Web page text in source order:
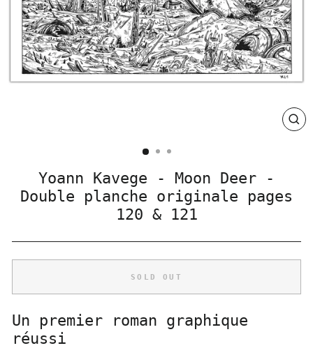
Yoann Kavege - Moon Deer -
Double planche originale pages
120 & 121
SOLD OUT
Un premier roman graphique
réussi